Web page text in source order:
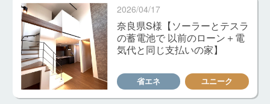
2026/04/17
奈良県S様【ソーラーとテスラ
の蓄電池で 以前のローン＋電
気代と同じ支払いの家】
省エネ ユニーク